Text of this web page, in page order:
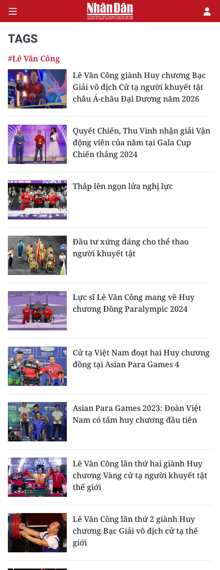
CHÍNH TRỊ
KINH TẾ
XÃ HỘI
PHÁP LUẬT
DU LỊCH
THẾ GIỚI
GIÁO DỤC
KHOA HỌC - CÔNG NGHỆ
MÔI TRƯỜNG
BẠN ĐỌC
KIỂM CHỨNG THÔNG TIN
54 DÂN TỘC VIỆT NAM
CHƯƠNG TRÌNH OCOP - MỖI XÃ
MỘT SẢN PHẨM
RADIO
MEDIA CENTER
E-Magazine
Video
TAGS
#Lê Văn Công
Lê Văn Công giành Huy chương Bạc
Giải vô địch Cử tạ người khuyết tật
châu Á-châu Đại Dương năm 2026
Quyết Chiến, Thu Vinh nhận giải Vận
động viên của năm tại Gala Cup
Chiến thắng 2024
Thắp lên ngọn lửa nghị lực
Đầu tư xứng đáng cho thể thao
người khuyết tật
Lực sĩ Lê Văn Công mang về Huy
chương Đồng Paralympic 2024
Cử tạ Việt Nam đoạt hai Huy chương
đồng tại Asian Para Games 4
Asian Para Games 2023: Đoàn Việt
Nam có tấm huy chương đầu tiên
Lê Văn Công lần thứ hai giành Huy
chương Vàng cử tạ người khuyết tật
thế giới
Lê Văn Công lần thứ 2 giành Huy
chương Bạc Giải vô địch cử tạ thế
giới